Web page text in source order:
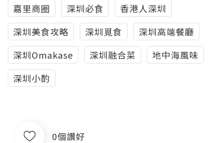
嘉里商圈
深圳必食
香港人深圳
深圳美食攻略
深圳覓食
深圳高端餐廳
深圳Omakase
深圳融合菜
地中海風味
深圳小酌
0個讚好